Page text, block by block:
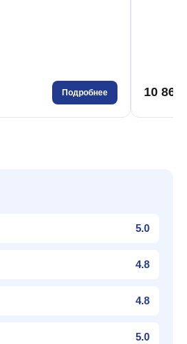
Подробнее 10 864
5.0
4.8
4.8
5.0